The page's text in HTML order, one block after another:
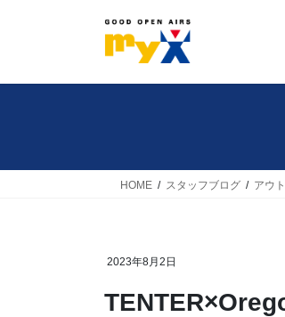
ン
ー
HOME スタッフブログ アウ
2023年8月2日